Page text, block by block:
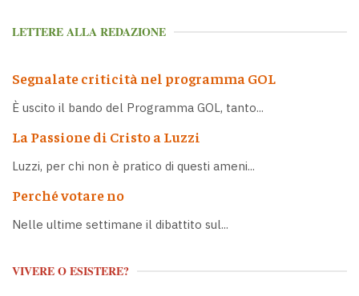
LETTERE ALLA REDAZIONE
Segnalate criticità nel programma GOL
È uscito il bando del Programma GOL, tanto...
La Passione di Cristo a Luzzi
Luzzi, per chi non è pratico di questi ameni...
Perché votare no
Nelle ultime settimane il dibattito sul...
VIVERE O ESISTERE?